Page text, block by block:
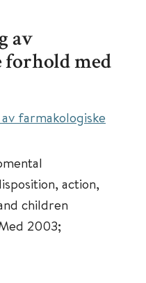
av
forhold med
farmakologiske
action,
children
2003;